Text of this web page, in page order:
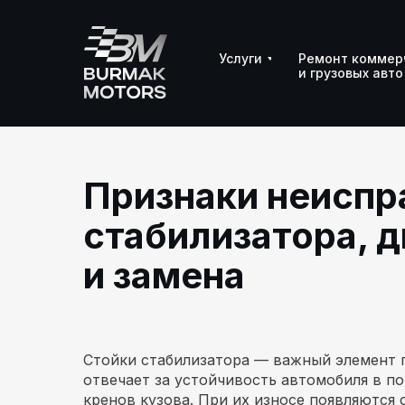
Услуги
Ремонт
и грузовых авто
Услуги
Ремонт
и грузовых авто
Признаки
стабилизатора,
и замена
Стойки стабилизатора — важный элемент
отвечает за устойчивость автомобиля в
кренов кузова. При их износе появляются